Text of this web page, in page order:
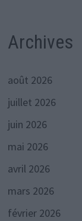
Archives
août 2026
juillet 2026
juin 2026
mai 2026
avril 2026
mars 2026
février 2026